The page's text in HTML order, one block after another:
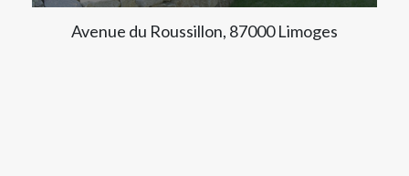
Avenue du Roussillon, 87000 Limoges